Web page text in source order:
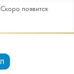
Скоро появится